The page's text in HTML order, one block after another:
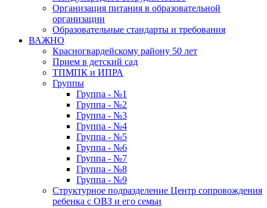
Организация питания в образовательной
организации
Образовательные стандарты и требования
ВАЖНО
Красногвардейскому району 50 лет
Прием в детский сад
ТПМПК и ИПРА
Группы
Группа - №1
Группа - №2
Группа - №3
Группа - №4
Группа - №5
Группа - №6
Группа - №7
Группа - №8
Группа - №9
Структурное подразделение Центр сопровождения
ребенка с ОВЗ и его семьи